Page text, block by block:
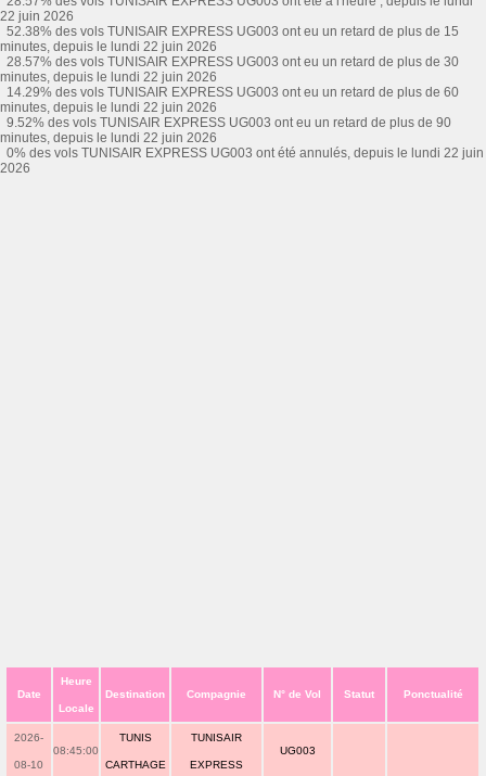
22 juin 2026
52.38% des vols TUNISAIR EXPRESS UG003 ont eu un retard de plus de 15
minutes, depuis le lundi 22 juin 2026
28.57% des vols TUNISAIR EXPRESS UG003 ont eu un retard de plus de 30
minutes, depuis le lundi 22 juin 2026
14.29% des vols TUNISAIR EXPRESS UG003 ont eu un retard de plus de 60
minutes, depuis le lundi 22 juin 2026
9.52% des vols TUNISAIR EXPRESS UG003 ont eu un retard de plus de 90
minutes, depuis le lundi 22 juin 2026
0% des vols TUNISAIR EXPRESS UG003 ont été annulés, depuis le lundi 22 juin
2026
Date
Heure
Locale
Destination Compagnie N° de Vol Statut Ponctualité
2026-
08-10
08:45:00
TUNIS
CARTHAGE
TUNISAIR
EXPRESS
UG003